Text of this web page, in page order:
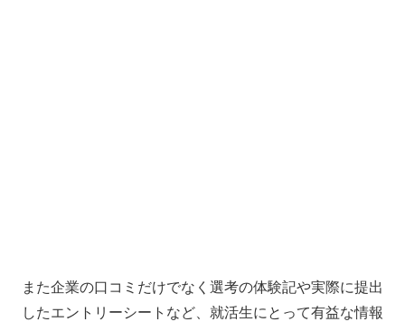
また企業の口コミだけでなく選考の体験記や実際に提出
したエントリーシートなど、就活生にとって有益な情報